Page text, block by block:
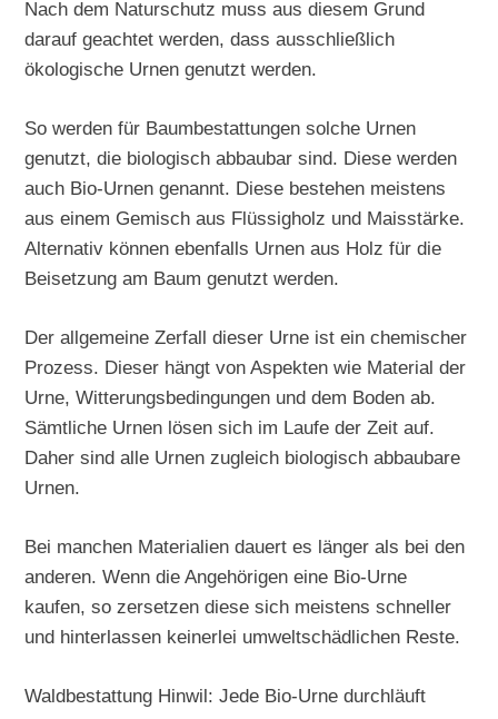
Nach dem Naturschutz muss aus diesem Grund
darauf geachtet werden, dass ausschließlich
ökologische Urnen genutzt werden.
So werden für Baumbestattungen solche Urnen
genutzt, die biologisch abbaubar sind. Diese werden
auch Bio-Urnen genannt. Diese bestehen meistens
aus einem Gemisch aus Flüssigholz und Maisstärke.
Alternativ können ebenfalls Urnen aus Holz für die
Beisetzung am Baum genutzt werden.
Der allgemeine Zerfall dieser Urne ist ein chemischer
Prozess. Dieser hängt von Aspekten wie Material der
Urne, Witterungsbedingungen und dem Boden ab.
Sämtliche Urnen lösen sich im Laufe der Zeit auf.
Daher sind alle Urnen zugleich biologisch abbaubare
Urnen.
Bei manchen Materialien dauert es länger als bei den
anderen. Wenn die Angehörigen eine Bio-Urne
kaufen, so zersetzen diese sich meistens schneller
und hinterlassen keinerlei umweltschädlichen Reste.
Waldbestattung Hinwil: Jede Bio-Urne durchläuft